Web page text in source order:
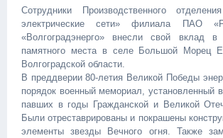
Сотрудники Производственного
электрические сети» филиала ПАО
«Волгоградэнерго» внесли свой вклад в
памятного места в селе Большой Морец
Волгоградской области.
В преддверии 80-летия Великой Победы
порядок военный мемориал, установленный
павших в годы Гражданской и Великой
Были отреставрированы и покрашены
элементы звезды Вечного огня. Также